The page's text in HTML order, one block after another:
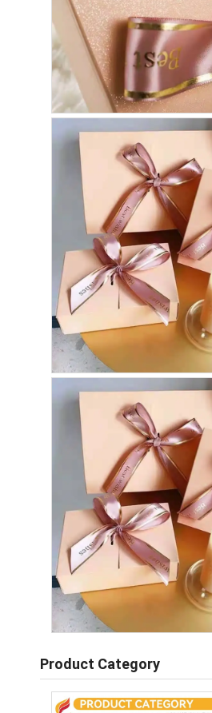
Product Category